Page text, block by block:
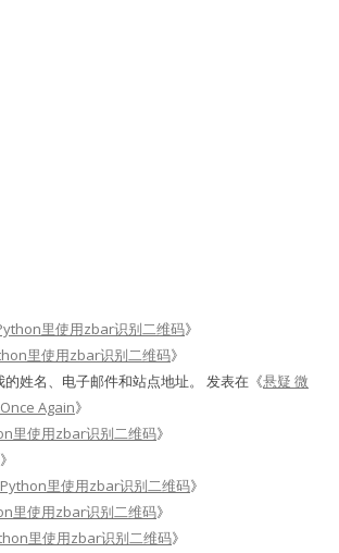
里使用zbar识别二维码》
里使用zbar识别二维码》
姓名、电子邮件和站点地址。
发表在《悬疑 微
Again》
里使用zbar识别二维码》
》
Python里使用zbar识别二维码》
里使用zbar识别二维码》
里使用zbar识别二维码》